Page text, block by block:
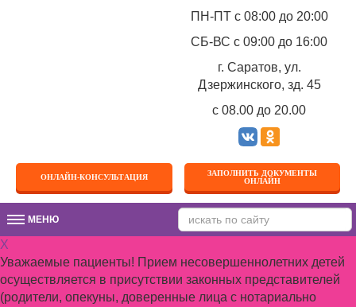
ПН-ПТс 08:00 до 20:00
СБ-ВС с 09:00 до 16:00
г. Саратов, ул.
Дзержинского, зд. 45
c 08.00 до 20.00
ОНЛАЙН-КОНСУЛЬТАЦИЯ
ЗАПОЛНИТЬ ДОКУМЕНТЫ
ОНЛАЙН
МЕНЮМЕНЮ
X
Уважаемые пациенты! Прием несовершеннолетних детей
осуществляется в присутствии законных представителей
(родители, опекуны, доверенные лица с нотариально